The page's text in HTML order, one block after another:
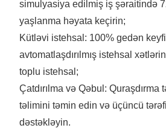
simulyasiya edilmiş iş şəraitində
yaşlanma həyata keçirin;
Kütləvi istehsal: 100% gedən
avtomatlaşdırılmış istehsal
toplu istehsal;
Çatdırılma və Qəbul: Quraşdırma
təlimini təmin edin və üçüncü
dəstəkləyin.